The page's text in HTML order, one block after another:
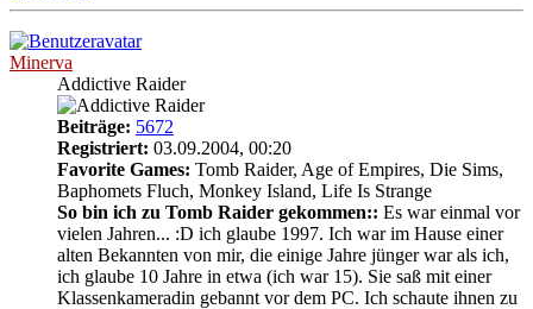
Minerva
Addictive Raider
Beiträge: 5672
Registriert: 03.09.2004, 00:20
Favorite Games: Tomb Raider, Age of Empires, Die Sims,
Baphomets Fluch, Monkey Island, Life Is Strange
So bin ich zu Tomb Raider gekommen:: Es war einmal vor
vielen Jahren... :D ich glaube 1997. Ich war im Hause einer
alten Bekannten von mir, die einige Jahre jünger war als ich,
ich glaube 10 Jahre in etwa (ich war 15). Sie saß mit einer
Klassenkameradin gebannt vor dem PC. Ich schaute ihnen zu